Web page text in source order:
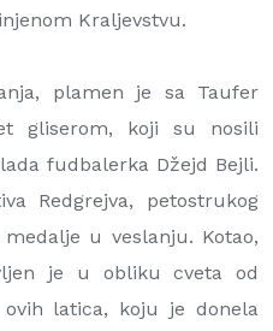
Kraljevstvu.
plamen je sa Taufer
gliserom, koji su nosili
fudbalerka Džejd Bejli.
Redgrejva, petostrukog
u veslanju. Kotao,
je u obliku cveta od
latica, koju je donela